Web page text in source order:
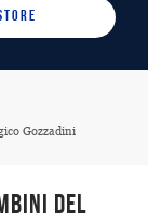
Gozzadini
del